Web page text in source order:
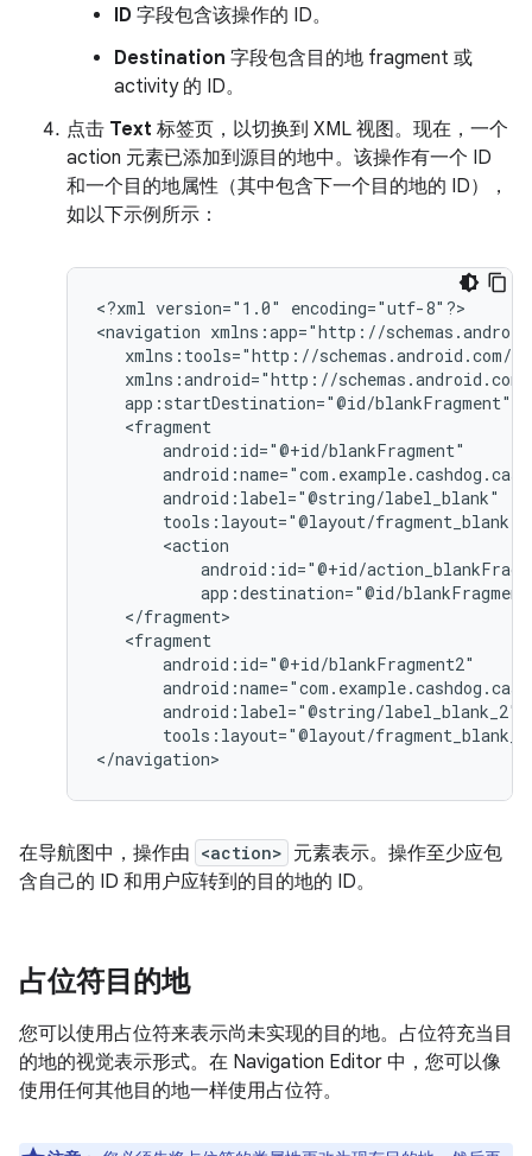
ID 字段包含该操作的 ID。
Destination 字段包含目的地 fragment 或
activity 的 ID。
点击 Text 标签页，以切换到 XML 视图。现在，一个
action 元素已添加到源目的地中。该操作有一个 ID
和一个目的地属性（其中包含下一个目的地的 ID），
如以下示例所示：
<?xml version="1.0"
encoding="utf-8"?>
<navigation
tools:layout="@layout/fragment_blank"
app:destination="@id/
tools:layout="@layout/
在导航图中，操作由 <action> 元素表示。操作至少应包
含自己的 ID 和用户应转到的目的地的 ID。
占位符目的地
您可以使用占位符来表示尚未实现的目的地。 占位符充当目
的地的视觉表示形式。在 Navigation Editor 中，您可以像
使用任何其他目的地一样使用占位符。